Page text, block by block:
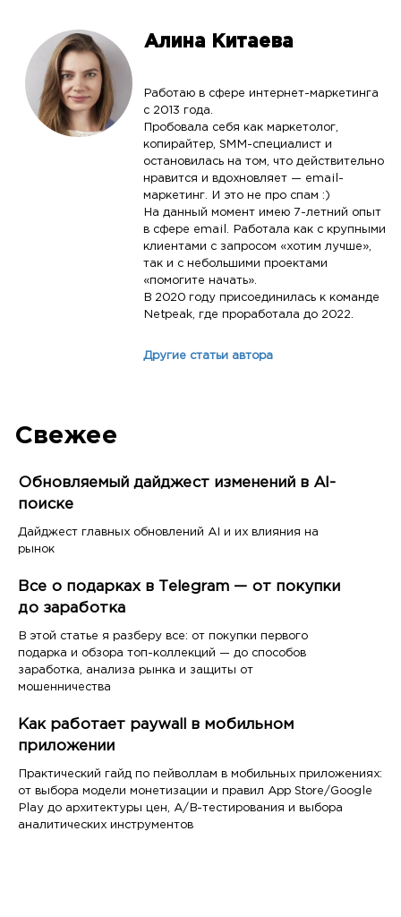
Алина Китаева
Работаю в сфере интернет-маркетинга
с 2013 года.
Пробовала себя как маркетолог,
копирайтер, SMM-специалист и
остановилась на том, что действительно
нравится и вдохновляет — email-
маркетинг. И это не про спам :)
На данный момент имею 7-летний опыт
в сфере email. Работала как с крупными
клиентами с запросом «хотим лучше»,
так и с небольшими проектами
«помогите начать».
В 2020 году присоединилась к команде
Netpeak, где проработала до 2022.
Другие статьи автора
Свежее
Обновляемый дайджест изменений в AI-
поиске
Дайджест главных обновлений AI и их влияния на
рынок
Все о подарках в Telegram — от покупки
до заработка
В этой статье я разберу все: от покупки первого
подарка и обзора топ-коллекций — до способов
заработка, анализа рынка и защиты от
мошенничества
Как работает paywall в мобильном
приложении
Практический гайд по пейволлам в мобильных приложениях:
от выбора модели монетизации и правил App Store/Google
Play до архитектуры цен, A/B-тестирования и выбора
аналитических инструментов